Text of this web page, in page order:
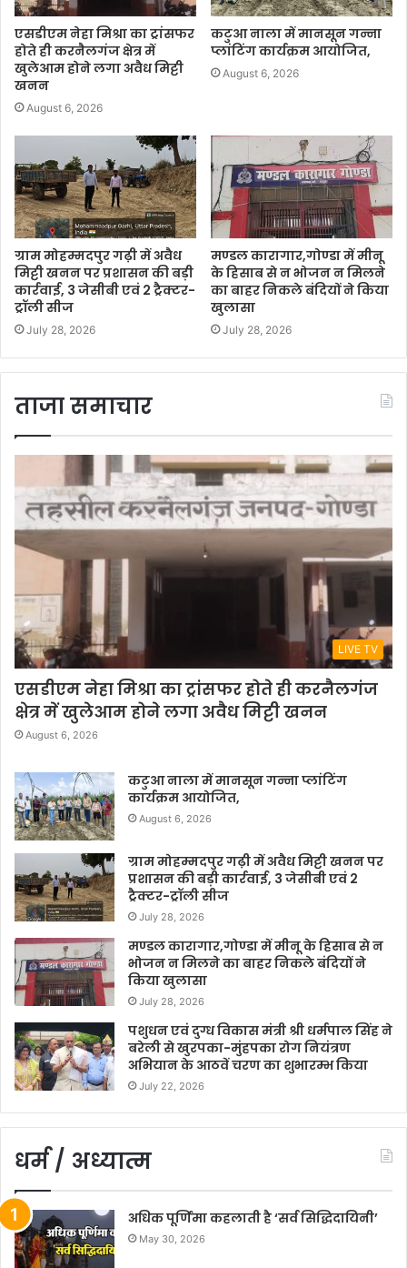
एसडीएम नेहा मिश्रा का ट्रांसफर
होते ही करनैलगंज क्षेत्र में
खुलेआम होने लगा अवैध मिट्टी
खनन
August 6, 2026
कटुआ नाला में मानसून गन्ना
प्लांटिंग कार्यक्रम आयोजित,
August 6, 2026
ग्राम मोहम्मदपुर गढ़ी में अवैध
मिट्टी खनन पर प्रशासन की बड़ी
कार्रवाई, 3 जेसीबी एवं 2 ट्रैक्टर-
ट्रॉली सीज
July 28, 2026
मण्डल कारागार,गोण्डा में मीनू
के हिसाब से न भोजन न मिलने
का बाहर निकले बंदियों ने किया
खुलासा
July 28, 2026
ताजा समाचार
LIVE TV
एसडीएम नेहा मिश्रा का ट्रांसफर होते ही करनैलगंज
क्षेत्र में खुलेआम होने लगा अवैध मिट्टी खनन
August 6, 2026
कटुआ नाला में मानसून गन्ना प्लांटिंग
कार्यक्रम आयोजित,
August 6, 2026
ग्राम मोहम्मदपुर गढ़ी में अवैध मिट्टी खनन पर
प्रशासन की बड़ी कार्रवाई, 3 जेसीबी एवं 2
ट्रैक्टर-ट्रॉली सीज
July 28, 2026
मण्डल कारागार,गोण्डा में मीनू के हिसाब से न
भोजन न मिलने का बाहर निकले बंदियों ने
किया खुलासा
July 28, 2026
पशुधन एवं दुग्ध विकास मंत्री श्री धर्मपाल सिंह ने
बरेली से खुरपका-मुंहपका रोग नियंत्रण
अभियान के आठवें चरण का शुभारम्भ किया
July 22, 2026
धर्म / अध्यात्म
अधिक पूर्णिमा कहलाती है ‘सर्व सिद्धिदायिनी’
May 30, 2026